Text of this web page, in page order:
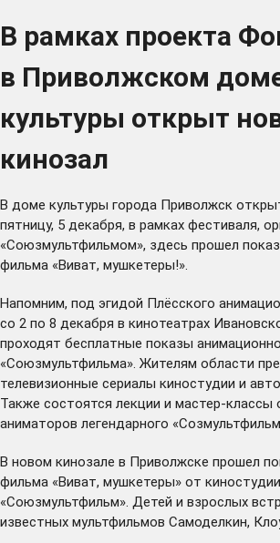
В рамках проекта
в Приволжском
культуры открыт
кинозал
В доме культуры города Приволжск
пятницу, 5 декабря, в рамках фестиваля,
«Союзмультфильмом», здесь прошел
фильма «Виват, мушкетеры!».
Напомним, под эгидой Плёсского
со 2 по 8 декабря в кинотеатрах
проходят бесплатные показы
«Союзмультфильма». Жителям области
телевизионные сериалы киностудии и
Также состоятся лекции и мастер-классы
аниматоров легендарного
В новом кинозале в Приволжске прошел
фильма «Виват, мушкетеры» от киностудии
«Союзмультфильм». Детей и взрослых
известных мультфильмов Самоделкин,